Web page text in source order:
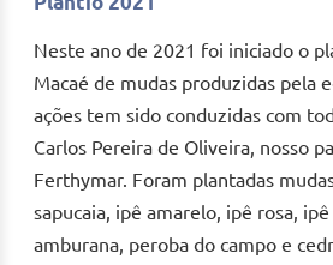
Neste ano de 2021 foi iniciado o
Macaé de mudas produzidas pela
ações tem sido conduzidas com
Carlos Pereira de Oliveira, nosso
Ferthymar. Foram plantadas
sapucaia, ipê amarelo, ipê rosa,
amburana, peroba do campo e